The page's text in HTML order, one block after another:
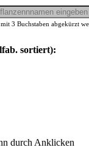
3 Buchstaben abgekürzt
sortiert):
durch Anklicken